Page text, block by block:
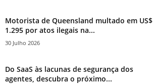
Motorista de Queensland multado em US$
1.295 por atos ilegais na...
30 Julho 2026
Do SaaS às lacunas de segurança dos
agentes, descubra o próximo...